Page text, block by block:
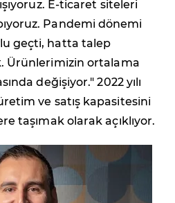
E-ticaret siteleri
Pandemi dönemi
geçti, hatta talep
Ürünlerimizin ortalama
değişiyor." 2022 yılı
ve satış kapasitesini
taşımak olarak açıklıyor.